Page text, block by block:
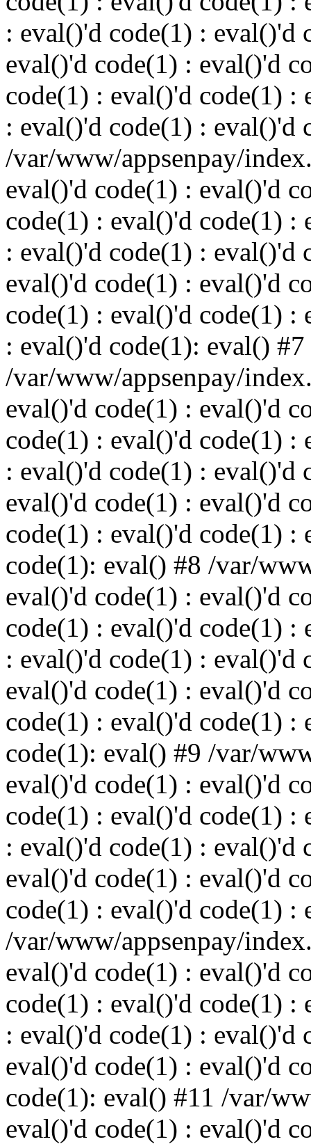
: eval()'d code(1) : eval()'d
eval()'d code(1) : eval()'d
code(1) : eval()'d code(1) :
: eval()'d code(1) : eval()'d
/var/www/appsenpay/
eval()'d code(1) : eval()'d
code(1) : eval()'d code(1) :
: eval()'d code(1) : eval()'d
eval()'d code(1) : eval()'d
code(1) : eval()'d code(1) :
: eval()'d code(1): eval() #7
/var/www/appsenpay/
eval()'d code(1) : eval()'d
code(1) : eval()'d code(1) :
: eval()'d code(1) : eval()'d
eval()'d code(1) : eval()'d
code(1) : eval()'d code(1) :
code(1): eval() #8 /var/
eval()'d code(1) : eval()'d
code(1) : eval()'d code(1) :
: eval()'d code(1) : eval()'d
eval()'d code(1) : eval()'d
code(1) : eval()'d code(1) :
code(1): eval() #9 /var/
eval()'d code(1) : eval()'d
code(1) : eval()'d code(1) :
: eval()'d code(1) : eval()'d
eval()'d code(1) : eval()'d
code(1) : eval()'d code(1) :
/var/www/appsenpay/
eval()'d code(1) : eval()'d
code(1) : eval()'d code(1) :
: eval()'d code(1) : eval()'d
eval()'d code(1) : eval()'d
code(1): eval() #11 /var/
eval()'d code(1) : eval()'d